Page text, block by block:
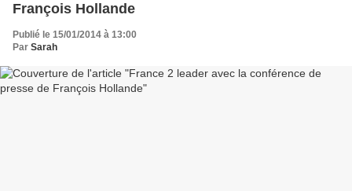
François Hollande
Publié le 15/01/2014 à 13:00
Par Sarah